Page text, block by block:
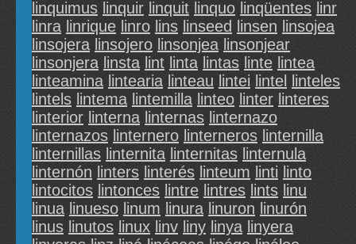
linquimus linquir linquit linquo linqüentes linr
linra linrique linro lins linseed linsen linsojea
linsojera linsojero linsonjea linsonjear
linsonjera linsta lint linta lintas linte lintea
linteamina lintearia linteau lintei lintel
linteles
lintels lintema lintemilla linteo linter linteres
linterior linterna linternas linternazo
linternazos linternero linterneros linternilla
linternillas linternita linternitas linternula
linternón linters linterés linteum linti linto
lintocitos lintonces lintre lintres lints linu
linua linueso linum linura linuron linurón
linus linutos linux linv liny linya linyera